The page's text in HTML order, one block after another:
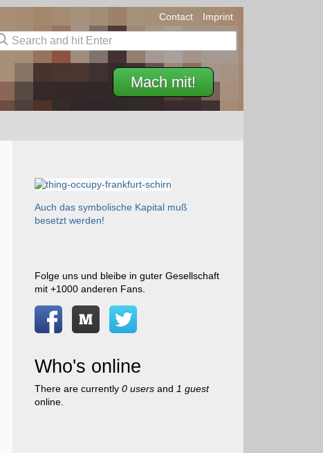
Mach mit!
Contact Imprint
Auch das symbolische Kapital muß
besetzt werden!
Folge uns und bleibe in guter Gesellschaft
mit +1000 anderen Fans.
Who's online
There are currently 0 usersand 1 guest
online.